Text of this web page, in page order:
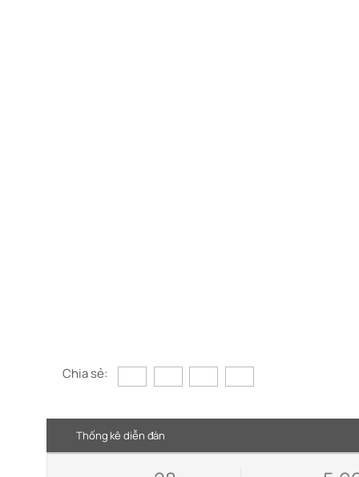
Chia sẻ:
Thống kê diễn đàn